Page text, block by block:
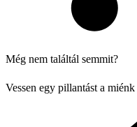
Még nem találtál semmit?
Vessen egy pillantást a miénk